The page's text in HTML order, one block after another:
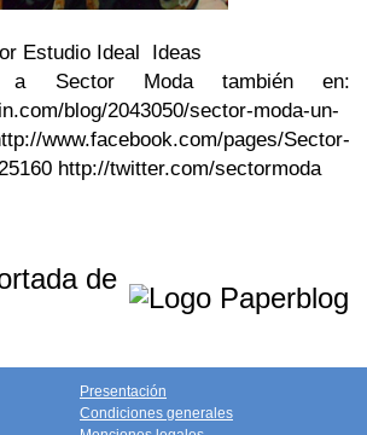
Estudio Ideal Ideas
a Sector Moda también en:
blog/2043050/sector-moda-un-
www.facebook.com/pages/Sector-
http://twitter.com/sectormoda
de
Presentación
Condiciones generales